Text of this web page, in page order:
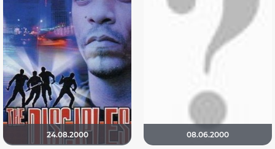
24.08.2000 08.06.2000